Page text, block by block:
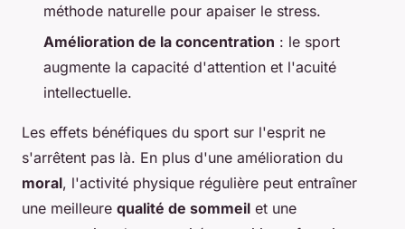
méthode naturelle pour apaiser le stress.
Amélioration de la concentration : le sport
augmente la capacité d'attention et l'acuité
intellectuelle.
Les effets bénéfiques du sport sur l'esprit ne
s'arrêtent pas là. En plus d'une amélioration du
moral, l'activité physique régulière peut entraîner
une meilleure qualité de sommeil et une